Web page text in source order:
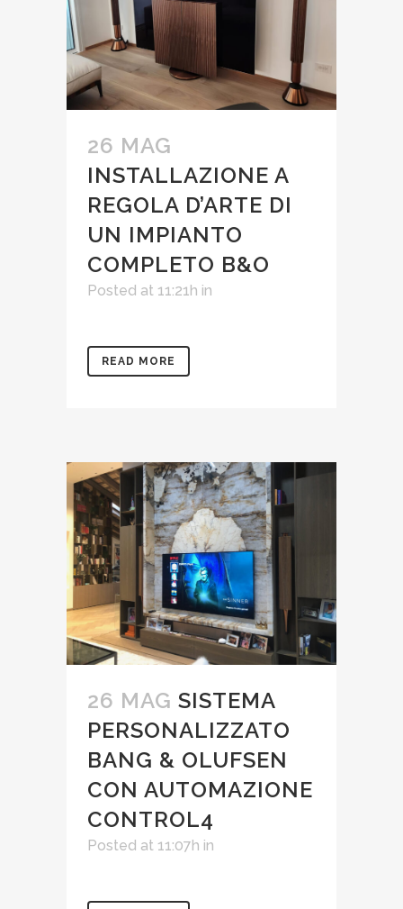
26 MAG
INSTALLAZIONE A
REGOLA D’ARTE DI
UN IMPIANTO
COMPLETO B&O
Posted at 11:21h in
READ MORE
26 MAG SISTEMA
PERSONALIZZATO
BANG & OLUFSEN
CON AUTOMAZIONE
CONTROL4
Posted at 11:07h in